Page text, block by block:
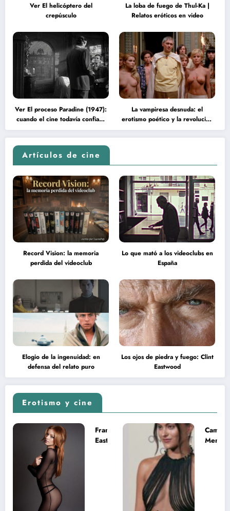
Ver El helicóptero del
crepúsculo
La loba de fuego de Thul-Ka |
Relatos eróticos en video
Ver El proceso Paradine (1947):
cuando el cine todavía confiaba
en la inteligencia del espectador
La vampiresa desnuda: el
erotismo poético y la revolución
psicodélica de Jean Rollin
Artículos de cine
Record Vision: la memoria
perdida del videoclub
Lo que mató a los videoclubs en
España
Elogio de la ingenuidad: en
defensa del relato puro
Los ojos de piedra y fuego: Clint
Eastwood
Erotismo y cine
Francesca
Eastwood y
Camila
Mendes